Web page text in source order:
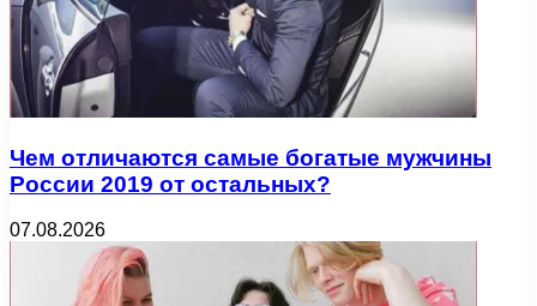
Чем отличаются самые богатые мужчины
России 2019 от остальных?
07.08.2026